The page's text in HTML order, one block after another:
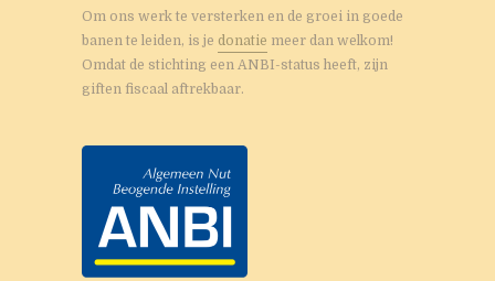
Om ons werk te versterken en de groei in goede
banen te leiden, is je donatie meer dan welkom!
Omdat de stichting een ANBI-status heeft, zijn
giften fiscaal aftrekbaar.